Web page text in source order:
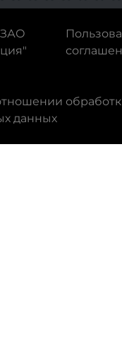
ЗАО
данных